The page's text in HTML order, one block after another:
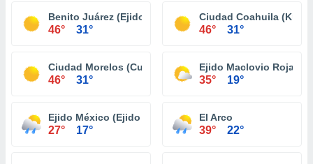
Benito Juárez (Ejido Tecolotes)
46° 31°
Ciudad Coahuila (Km.
46° 31°
Ciudad Morelos (Cuervos)
46° 31°
Ejido Maclovio Rojas
35° 19°
Ejido México (Ejido Punta Colonet)
27° 17°
El Arco
39° 22°